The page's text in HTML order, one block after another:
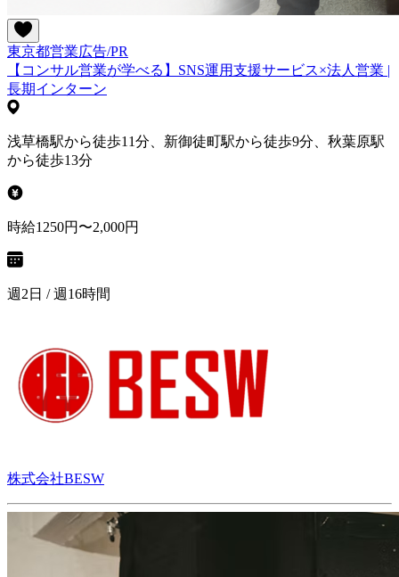
東京都営業広告/PR
【コンサル営業が学べる】SNS運用支援サービス×法人営業 |
長期インターン
浅草橋駅から徒歩11分、新御徒町駅から徒歩9分、秋葉原駅
から徒歩13分
時給1250円〜2,000円
週2日 / 週16時間
株式会社BESW